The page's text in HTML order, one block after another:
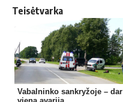
Teisėtvarka
Vabalninko sankryžoje – dar